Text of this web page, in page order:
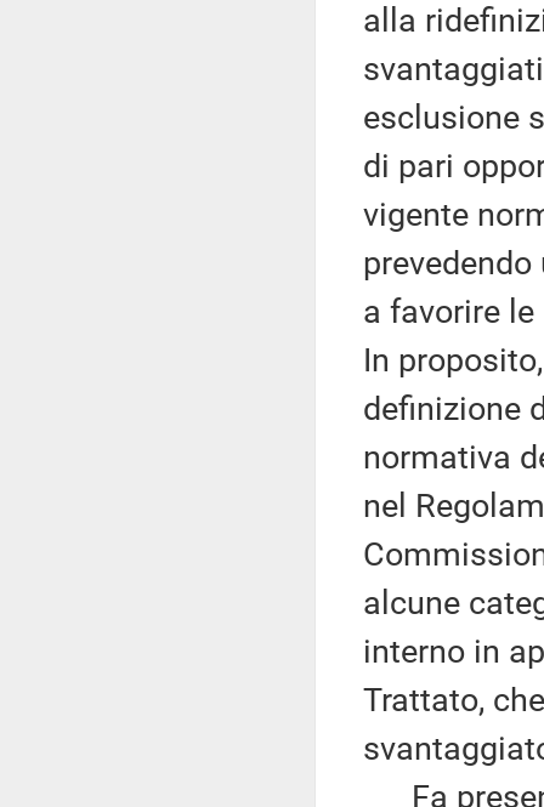
alla
esclusione
di pari
vigente
a favorire
In
definizione
normativa
nel
alcune
interno in
Trattato,
Fa